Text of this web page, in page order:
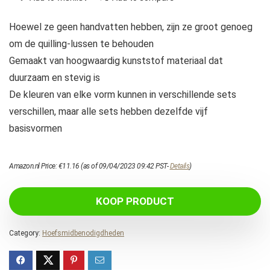
Hoewel ze geen handvatten hebben, zijn ze groot genoeg
om de quilling-lussen te behouden
Gemaakt van hoogwaardig kunststof materiaal dat
duurzaam en stevig is
De kleuren van elke vorm kunnen in verschillende sets
verschillen, maar alle sets hebben dezelfde vijf
basisvormen
Amazon.nl Price:€11.16 (as of 09/04/2023 09:42 PST-Details)
KOOP PRODUCT
Category: Hoefsmidbenodigdheden